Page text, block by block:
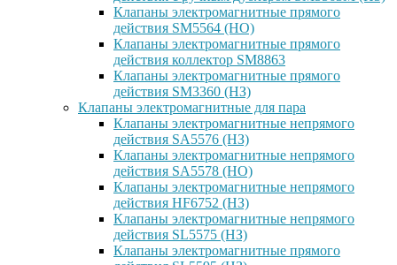
Клапаны электромагнитные прямого
действия SM5564 (НО)
Клапаны электромагнитные прямого
дейcтвия коллектор SM8863
Клапаны электромагнитные прямого
действия SM3360 (НЗ)
Клапаны электромагнитные для пара
Клапаны электромагнитные непрямого
действия SA5576 (НЗ)
Клапаны электромагнитные непрямого
действия SA5578 (НО)
Клапаны электромагнитные непрямого
действия HF6752 (НЗ)
Клапаны электромагнитные непрямого
действия SL5575 (НЗ)
Клапаны электромагнитные прямого